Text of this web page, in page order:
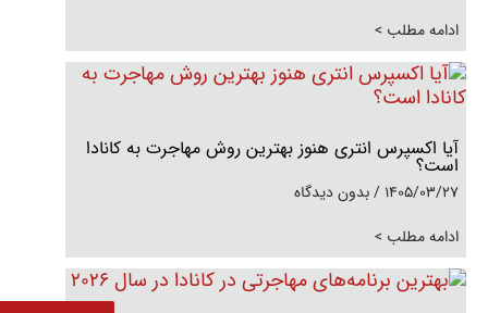
ادامه مطلب >
آیا اکسپرس انتری هنوز بهترین روش مهاجرت به کانادا
است؟
1405/03/27
بدون دیدگاه
ادامه مطلب >